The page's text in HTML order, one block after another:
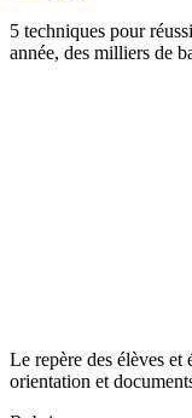
Recrutement · 30 mars
CHEF DES
Prêt...